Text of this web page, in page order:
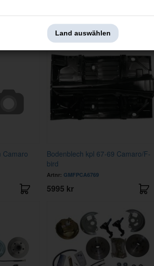
Camaro
Bodenblech kpl 67-69 Camaro/F-
bird
Artnr: GMFPCA6769
5995 kr
Land auswählen